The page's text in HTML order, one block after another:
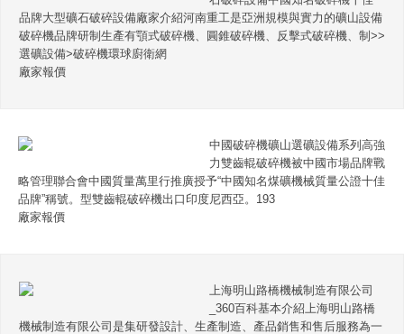
品牌大型礦石破碎設備廠家介紹河南重工是亞洲規模與實力的礦山設備
破碎機品牌研制生產有顎式破碎機、圓錐破碎機、反擊式破碎機、制>>
選礦設備>破碎機環球廚衛網
廠家報價
中國破碎機礦山選礦設備系列高強
力雙齒輥破碎機被中國市場品牌戰
略管理聯合會中國質量萬里行推廣授予“中國知名煤礦機械質量公證十佳
品牌”稱號。型雙齒輥破碎機出口印度尼西亞。193
廠家報價
上海明山路橋機械制造有限公司
_360百科基本介紹上海明山路橋
機械制造有限公司是集研發設計、生產制造、產品銷售和售后服務為一